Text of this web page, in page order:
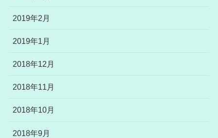
2019年2月
2019年1月
2018年12月
2018年11月
2018年10月
2018年9月